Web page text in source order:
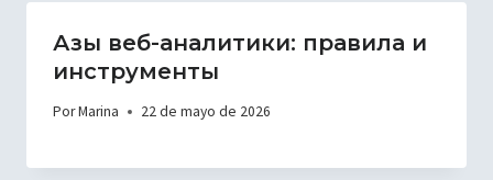
Азы веб-аналитики: правила и
инструменты
PorMarina 22 de mayo de 2026